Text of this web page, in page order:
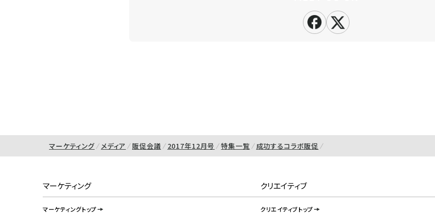
マーケティング メディア 販促会議 2017年12月号 特集一覧 成功するコラボ販促
マーケティング
マーケティングトップ
クリエイティブ
クリエイティブトップ